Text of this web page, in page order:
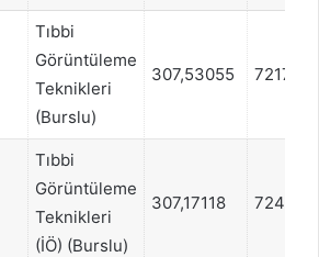
Tıbbi
Görüntüleme
Teknikleri
(Burslu)
307,53055 721726
Tıbbi
Görüntüleme
Teknikleri
(İÖ) (Burslu)
307,17118 724617